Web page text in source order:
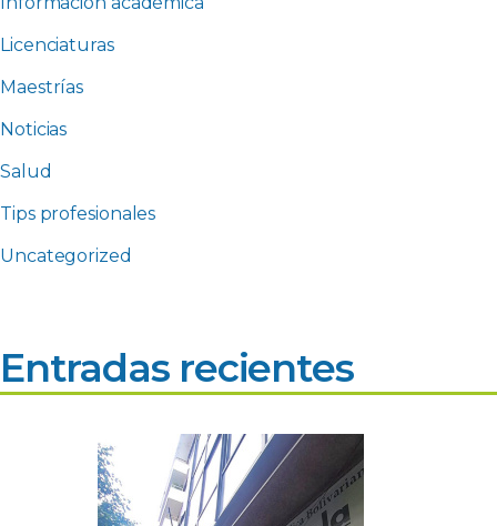
Licenciaturas
Maestrías
Noticias
Salud
Tips profesionales
Uncategorized
Entradas recientes